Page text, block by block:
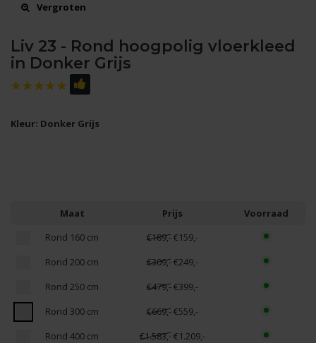
Vergroten
Liv 23 - Rond hoogpolig vloerkleed
in Donker Grijs
Kleur: Donker Grijs
Maat Prijs
Voorraad
Rond 160 cm
€189,-€159,-
Rond 200 cm
€309,-€249,-
Rond 250 cm
€479,-€399,-
Rond 300 cm
€669,-€559,-
Rond 400 cm
€1.583,-€1.209,-